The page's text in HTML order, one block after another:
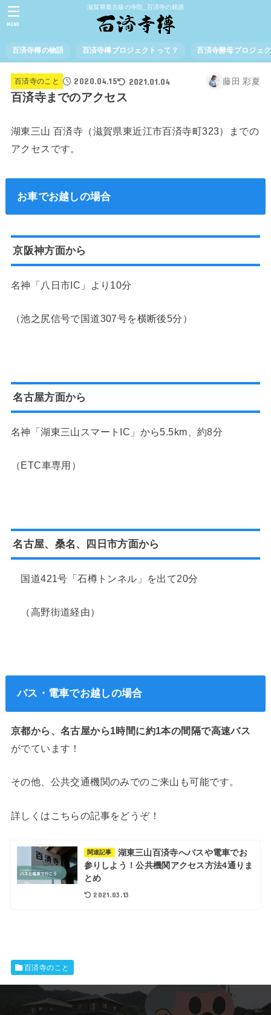
滋賀県最古級の寺院_百済寺の銘酒
百済寺樽の物語 百済寺樽プロジェクトって？ 百済寺酵母プロジェ
MENU
百済寺のこと 2020.04.15 2021.01.04 藤田 彩夏
百済寺までのアクセス
湖東三山 百済寺（滋賀県東近江市百済寺町323）までの
アクセスです。
お車でお越しの場合
京阪神方面から
名神「八日市IC」より10分
（池之尻信号で国道307号を横断後5分）
名古屋方面から
名神「湖東三山スマートIC」から5.5km、約8分
（ETC車専用）
名古屋、桑名、四日市方面から
国道421号「石樽トンネル」を出て20分
（高野街道経由）
バス・電車でお越しの場合
京都から、名古屋から1時間に約1本の間隔で高速バス
がでています！
その他、公共交通機関のみでのご来山も可能です。
詳しくはこちらの記事をどうぞ！
関連記事
湖東三山百済寺へバスや電車でお
参りしよう！公共機関アクセス方法4通りま
とめ
2021.03.13
百済寺のこと